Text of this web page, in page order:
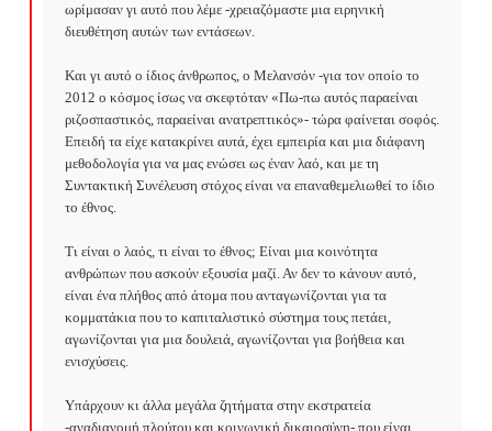
ωρίμασαν γι αυτό που λέμε -χρειαζόμαστε μια ειρηνική
διευθέτηση αυτών των εντάσεων.
Και γι αυτό ο ίδιος άνθρωπος, ο Μελανσόν -για τον οποίο το
2012 ο κόσμος ίσως να σκεφτόταν «Πω-πω αυτός παραείναι
ριζοσπαστικός, παραείναι ανατρεπτικός»- τώρα φαίνεται σοφός.
Επειδή τα είχε κατακρίνει αυτά, έχει εμπειρία και μια διάφανη
μεθοδολογία για να μας ενώσει ως έναν λαό, και με τη
Συντακτική Συνέλευση στόχος είναι να επαναθεμελιωθεί το ίδιο
το έθνος.
Τι είναι ο λαός, τι είναι το έθνος; Είναι μια κοινότητα
ανθρώπων που ασκούν εξουσία μαζί. Αν δεν το κάνουν αυτό,
είναι ένα πλήθος από άτομα που ανταγωνίζονται για τα
κομματάκια που το καπιταλιστικό σύστημα τους πετάει,
αγωνίζονται για μια δουλειά, αγωνίζονται για βοήθεια και
ενισχύσεις.
Υπάρχουν κι άλλα μεγάλα ζητήματα στην εκστρατεία
-αναδιανομή πλούτου και κοινωνική δικαιοσύνη- που είναι